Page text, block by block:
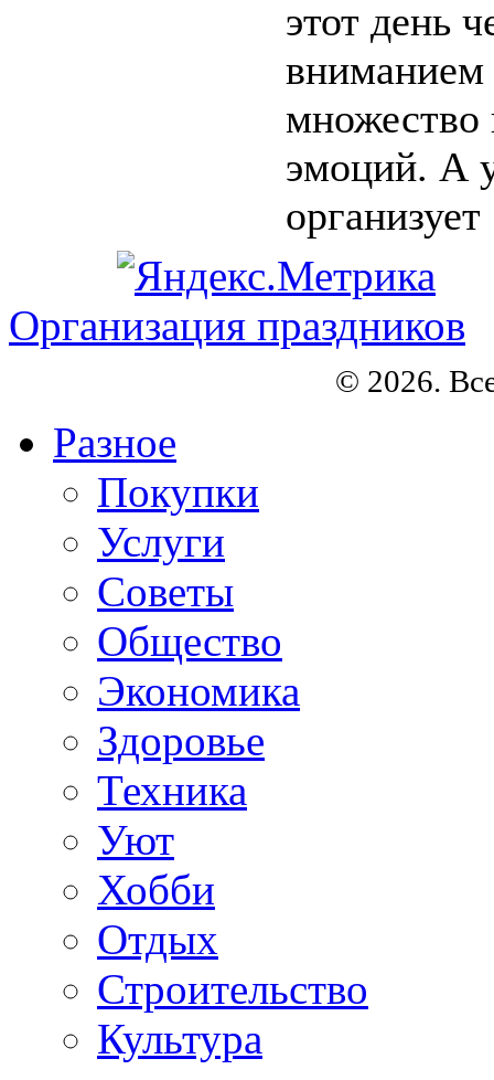
этот день
множество
эмоций. А
Организация праздников
© 2026.
Разное
Покупки
Услуги
Советы
Общество
Экономика
Здоровье
Техника
Уют
Хобби
Отдых
Строительство
Культура